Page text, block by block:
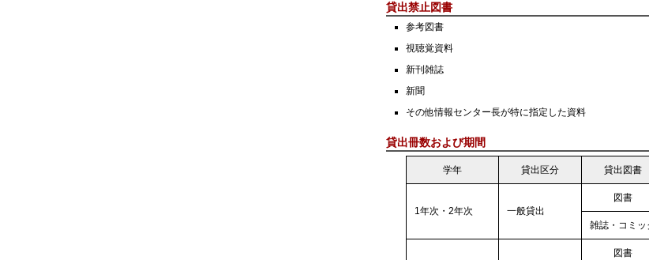
貸出禁止図書
参考図書
視聴覚資料
新刊雑誌
新聞
その他情報センター長が特に指定した資料
貸出冊数および期間
学年 貸出区分 貸出図書
1年次・2年次 一般貸出
図書
雑誌・コミッ
図書